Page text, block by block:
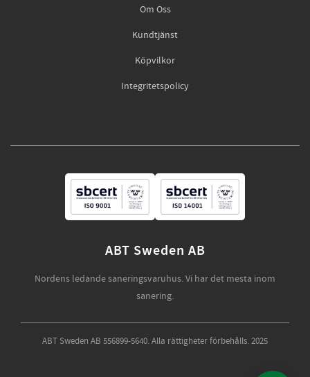
Om Oss
Kundtjänst
Köpvilkor
Integritetspolicy
ABT Sweden AB
Nordens ledande saneringsvaruhus. Vi har det mesta inom
sanering.
ABT Sweden AB 556899-5640. Alla rättigheter förbehålls. 2025